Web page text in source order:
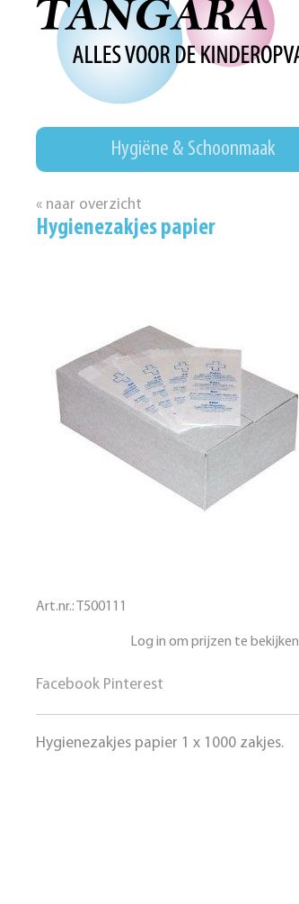
Hygiëne & Schoonmaak
« naar overzicht
Hygienezakjes papier
Art.nr.: T500111
Log in om prijzen te bekijken
Facebook Pinterest
Hygienezakjes papier 1 x 1000 zakjes.